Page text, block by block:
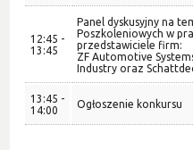
12:45 -
13:45
Panel dyskusyjny na
Poszkoleniowych w
przedstawiciele firm:
ZF Automotive
Industry oraz
13:45 -
14:00
Ogłoszenie konkursu